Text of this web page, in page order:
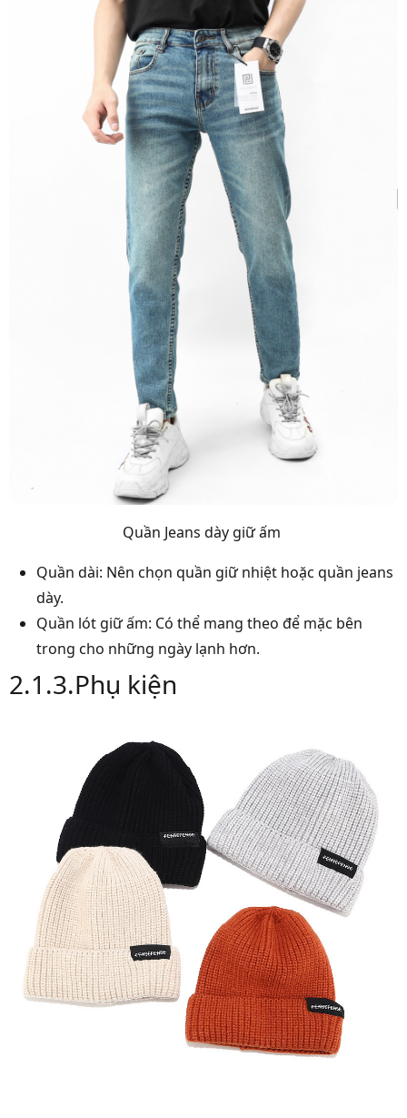
Quần Jeans dày giữ ấm
Quần dài: Nên chọn quần giữ nhiệt hoặc quần jeans
dày.
Quần lót giữ ấm: Có thể mang theo để mặc bên
trong cho những ngày lạnh hơn.
2.1.3.Phụ kiện